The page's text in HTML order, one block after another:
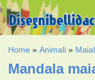
Home »Animali »
Mandala